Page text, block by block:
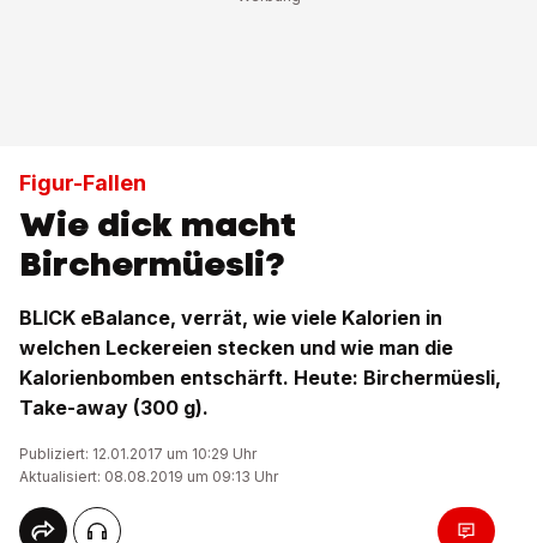
Figur-Fallen
Wie dick macht
Birchermüesli?
BLICK eBalance, verrät, wie viele Kalorien in
welchen Leckereien stecken und wie man die
Kalorienbomben entschärft. Heute: Birchermüesli,
Take-away (300 g).
Publiziert: 12.01.2017 um 10:29 Uhr
Aktualisiert: 08.08.2019 um 09:13 Uhr